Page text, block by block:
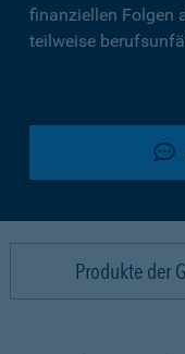
finanziellen Folgen
teilweise
Produkte der